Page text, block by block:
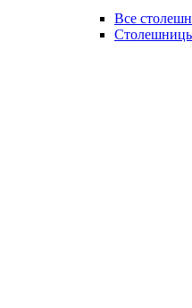
Все
Столешницы